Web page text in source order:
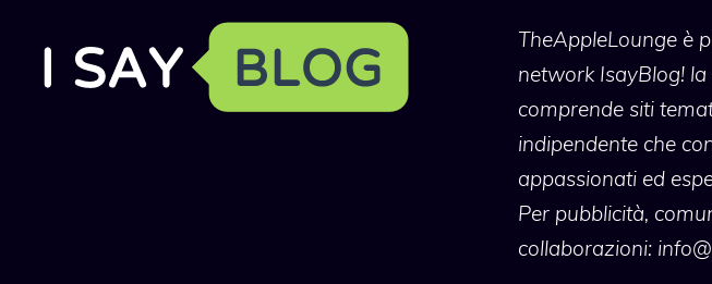
TheAppleLoungeè
network IsayBlog!
comprende siti
indipendente che
appassionati ed
Per pubblicità,
collaborazioni: